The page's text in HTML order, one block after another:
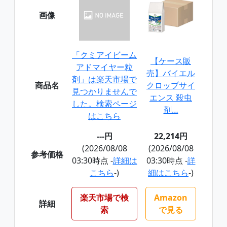
画像
商品名
「クミアイビーム
アドマイヤー粒
剤」は楽天市場で
見つかりませんで
した。検索ページ
はこちら
【ケース販
売】バイエル
クロップサイ
エンス 殺虫
剤…
参考価格
---円
(2026/08/08
03:30時点 -詳細は
こちら-)
22,214円
(2026/08/08
03:30時点 -詳
細はこちら-)
詳細
楽天市場で検
索
Amazon
で見る